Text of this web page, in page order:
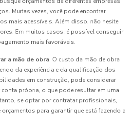
Muitas vezes, você pode encontrar
mais acessíveis. Além disso, não hesite
Em muitos casos, é possível conseguir
mais favoráveis.
a mão de obra. O custo da mão de obra
da experiência e da qualificação dos
em construção, pode considerar
própria, o que pode resultar em uma
se optar por contratar profissionais,
orçamentos para garantir que está fazendo a